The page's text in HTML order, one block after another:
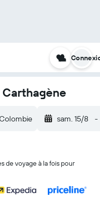
sam. 15/8 -
de voyage à la fois pour